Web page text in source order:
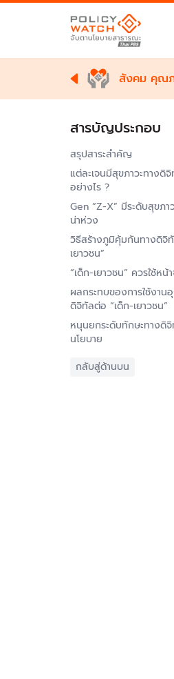
สังคม คุณ
สารบัญประกอบ
สรุปสาระสำคัญ
แต่ละเจนมีสุขภาวะทางดิ
อย่างไร ?
Gen “Z-X” มีระดับสุขภา
น่าห่วง
วิธีสร้างภูมิคุ้มกันทางดิจิทั
เยาวชน”
“เด็ก-เยาวชน” ควรใช้หน้า
ผลกระทบของการใช้งา
ดิจิทัลต่อ “เด็ก-เยาวชน”
หนุนยกระดับทักษะทางดิจิ
นโยบาย
กลับสู่ด้านบน